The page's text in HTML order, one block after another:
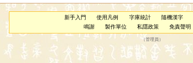
新手入門 使用凡例 字庫統計 隨機漢字
鳴謝
製作單位 私隱政策 免責聲明
（管理員 ）